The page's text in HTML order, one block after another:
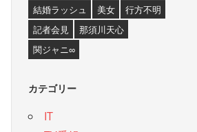
結婚ラッシュ
美女
行方不明
記者会見
那須川天心
関ジャニ∞
カテゴリー
IT